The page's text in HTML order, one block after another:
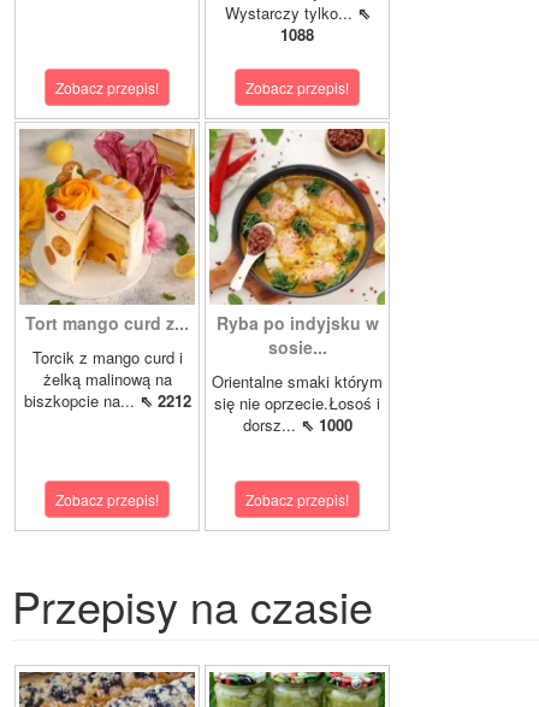
Zobacz przepis!
Wystarczy tylko... ⇖
1088
Zobacz przepis!
Tort mango curd z...
Torcik z mango curd i
żelką malinową na
biszkopcie na... ⇖ 2212
Zobacz przepis!
Ryba po indyjsku w
sosie...
Orientalne smaki którym
się nie oprzecie.Łosoś i
dorsz... ⇖ 1000
Zobacz przepis!
Przepisy na czasie